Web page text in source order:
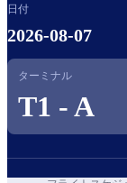
日付
2026-08-07
ターミナル
T1 - A